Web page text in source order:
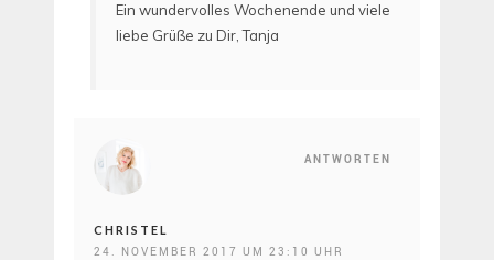
Ein wundervolles Wochenende und viele
liebe Grüße zu Dir, Tanja
ANTWORTEN
CHRISTEL
24. NOVEMBER 2017 UM 23:10 UHR